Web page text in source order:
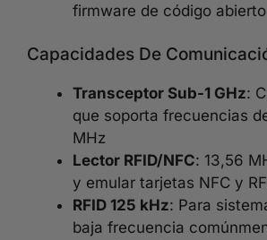
firmware de código abierto
Capacidades De
Transceptor Sub-1 GHz:
que soporta frecuencias
MHz
Lector RFID/NFC: 13,56
y emular tarjetas NFC y
RFID 125 kHz: Para
baja frecuencia